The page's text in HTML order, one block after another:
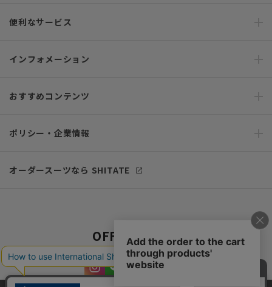
便利なサービス
インフォメーション
おすすめコンテンツ
ポリシー・企業情報
オーダースーツなら SHITATE
OFFICIAL SNS